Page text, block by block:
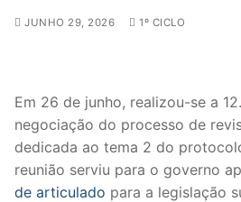
Search
sindicalização
Notícias
Legislação
JUNHO 29, 2026 1º CICLO
Em 26 de junho, realizou-se a
negociação do processo de
dedicada ao tema 2 do
reunião serviu para o governo
de articulado para a legislação